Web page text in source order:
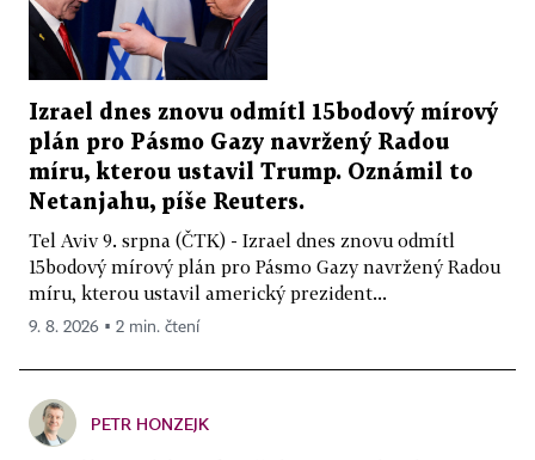
Izrael dnes znovu odmítl 15bodový mírový
plán pro Pásmo Gazy navržený Radou
míru, kterou ustavil Trump. Oznámil to
Netanjahu, píše Reuters.
Tel Aviv 9. srpna (ČTK) - Izrael dnes znovu odmítl
15bodový mírový plán pro Pásmo Gazy navržený Radou
míru, kterou ustavil americký prezident...
9. 8. 2026 ▪ 2 min. čtení
PETR HONZEJK